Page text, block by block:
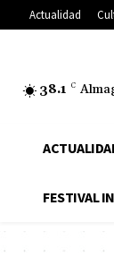
Actualidad
38.1 C
FESTIVAL